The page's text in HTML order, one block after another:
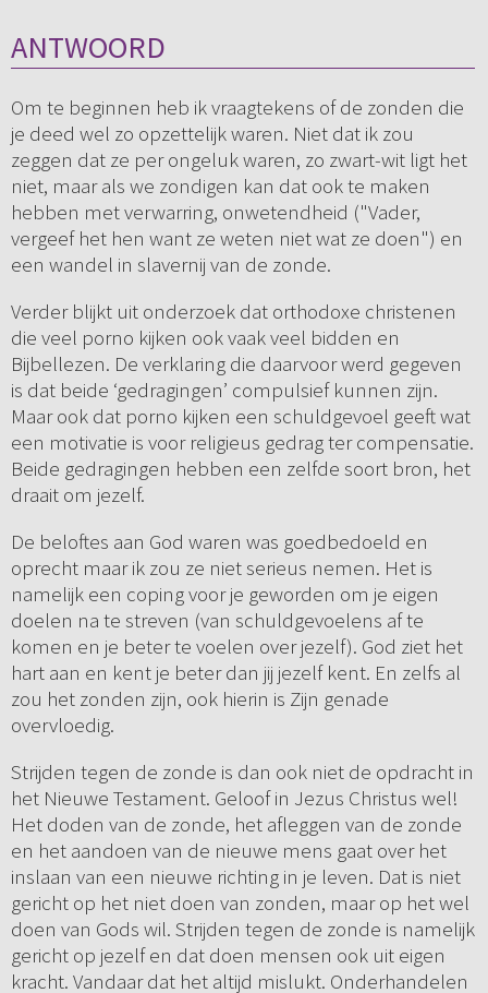
ANTWOORD
Om te beginnen heb ik vraagtekens of de zonden die
je deed wel zo opzettelijk waren. Niet dat ik zou
zeggen dat ze per ongeluk waren, zo zwart-wit ligt het
niet, maar als we zondigen kan dat ook te maken
hebben met verwarring, onwetendheid ("Vader,
vergeef het hen want ze weten niet wat ze doen") en
een wandel in slavernij van de zonde.
Verder blijkt uit onderzoek dat orthodoxe christenen
die veel porno kijken ook vaak veel bidden en
Bijbellezen. De verklaring die daarvoor werd gegeven
is dat beide ‘gedragingen’ compulsief kunnen zijn.
Maar ook dat porno kijken een schuldgevoel geeft wat
een motivatie is voor religieus gedrag ter compensatie.
Beide gedragingen hebben een zelfde soort bron, het
draait om jezelf.
De beloftes aan God waren was goedbedoeld en
oprecht maar ik zou ze niet serieus nemen. Het is
namelijk een coping voor je geworden om je eigen
doelen na te streven (van schuldgevoelens af te
komen en je beter te voelen over jezelf). God ziet het
hart aan en kent je beter dan jij jezelf kent. En zelfs al
zou het zonden zijn, ook hierin is Zijn genade
overvloedig.
Strijden tegen de zonde is dan ook niet de opdracht in
het Nieuwe Testament. Geloof in Jezus Christus wel!
Het doden van de zonde, het afleggen van de zonde
en het aandoen van de nieuwe mens gaat over het
inslaan van een nieuwe richting in je leven. Dat is niet
gericht op het niet doen van zonden, maar op het wel
doen van Gods wil. Strijden tegen de zonde is namelijk
gericht op jezelf en dat doen mensen ook uit eigen
kracht. Vandaar dat het altijd mislukt. Onderhandelen